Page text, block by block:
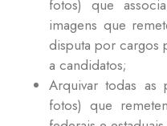
fotos) que
imagens que
disputa por cargos
a candidatos;
Arquivar todas as
fotos) que